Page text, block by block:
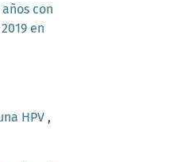
con
en
HPV ,